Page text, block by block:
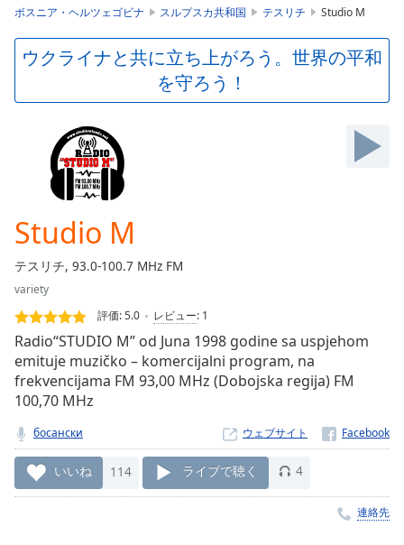
Play
Video
Skip
Current
Loaded:
0.00%
Stream
Type LIVE
Seek to
live,
currently
behind
liveLIVE
Remaining
Time-
ボスニア・ヘルツェゴビナ スルプスカ共和国 テスリチ Studio M
ウクライナと共に立ち上がろう。世界の平和
を守ろう！
Studio M
テスリチ, 93.0-100.7 MHz FM
variety
評価:5.0 レビュー: 1
Radio“STUDIO M” od Juna 1998 godine sa uspjehom
emituje muzičko – komercijalni program, na
frekvencijama FM 93,00 MHz (Dobojska regija) FM
100,70 MHz
босански ウェブサイト
いいね 114 ライブで聴く 4
連絡先